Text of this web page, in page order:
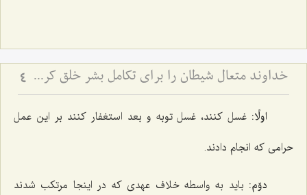
خداوند متعال شیطان را برای تکامل بشر خلق کرده است 4
اولًا: غسل كنند، غسل توبه و بعد استغفار كنند بر این عمل
حرامی كه انجام دادند.
دوّم: باید به واسطه خلاف عهدی كه در اینجا مرتكب شدند